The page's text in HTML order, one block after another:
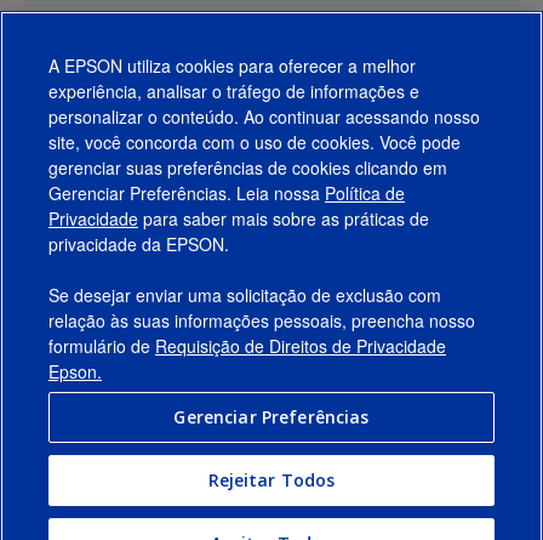
Produtos
Suporte
Links Sugeridos
Empresa
Conecte-se com a Epson
Termos de Uso
A EPSON utiliza cookies para oferecer a melhor
experiência, analisar o tráfego de informações e
personalizar o conteúdo. Ao continuar acessando nosso
site, você concorda com o uso de cookies. Você pode
gerenciar suas preferências de cookies clicando em
Gerenciar Preferências. Leia nossa Política de
Privacidade para saber mais sobre as práticas de
privacidade da EPSON.
Se desejar enviar uma solicitação de exclusão com
relação às suas informações pessoais, preencha nosso
formulário de Requisição de Direitos de Privacidade
Epson.
Gerenciar Preferências
Rejeitar Todos